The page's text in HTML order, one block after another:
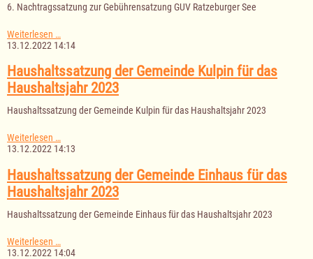
einer
6. Nachtragssatzung zur Gebührensatzung GUV Ratzeburger See
Weiterlesen …
Nachtragssatzung
Gebührensatzung
GUV
Ratzeburger
13.12.2022 14:14
Haushaltssatzung der Gemeinde Kulpin für das
Haushaltsjahr 2023
Haushaltssatzung der Gemeinde Kulpin für das Haushaltsjahr 2023
Weiterlesen …Haushaltssatzung
der
Kulpin
für
das
2023
13.12.2022 14:13
Haushaltssatzung der Gemeinde Einhaus für das
Haushaltsjahr 2023
Haushaltssatzung der Gemeinde Einhaus für das Haushaltsjahr 2023
Weiterlesen …
der
13.12.2022 14:04